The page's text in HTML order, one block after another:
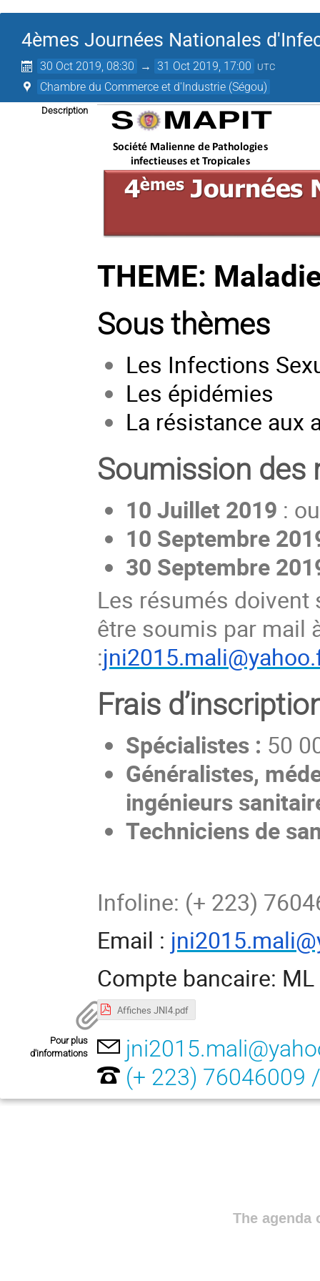
4èmes Journées Nationales
30 Oct 2019, 08:30 → 31 Oct 2019, 17:00 UTC
Chambre du Commerce et d'Industrie (Ségou)
Description
THEME:
Sous thèmes
Les Infections
Les épidémies
La résistance aux
Soumission des
10 Juillet 2019 :
10 Septembre
30 Septembre
Les résumés doivent
être soumis par mail
:
Frais
Spécialistes : 50
Généralistes,
ingénieurs
Techniciens de
Infoline: (+ 223)
Email :
Compte bancaire:
Affiches JNI4.pdf
Pour plus
d'informations
(+ 223) 76046009
The